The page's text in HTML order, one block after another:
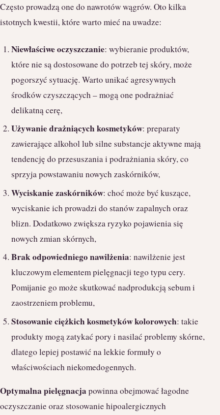
Często prowadzą one do nawrotów wągrów. Oto kilka
istotnych kwestii, które warto mieć na uwadze:
Niewłaściwe oczyszczanie: wybieranie produktów,
które nie są dostosowane do potrzeb tej skóry, może
pogorszyć sytuację. Warto unikać agresywnych
środków czyszczących – mogą one podrażniać
delikatną cerę,
Używanie drażniących kosmetyków: preparaty
zawierające alkohol lub silne substancje aktywne mają
tendencję do przesuszania i podrażniania skóry, co
sprzyja powstawaniu nowych zaskórników,
Wyciskanie zaskórników: choć może być kuszące,
wyciskanie ich prowadzi do stanów zapalnych oraz
blizn. Dodatkowo zwiększa ryzyko pojawienia się
nowych zmian skórnych,
Brak odpowiedniego nawilżenia: nawilżenie jest
kluczowym elementem pielęgnacji tego typu cery.
Pomijanie go może skutkować nadprodukcją sebum i
zaostrzeniem problemu,
Stosowanie ciężkich kosmetyków kolorowych: takie
produkty mogą zatykać pory i nasilać problemy skórne,
dlatego lepiej postawić na lekkie formuły o
właściwościach niekomedogennych.
Optymalna pielęgnacja powinna obejmować łagodne
oczyszczanie oraz stosowanie hipoalergicznych